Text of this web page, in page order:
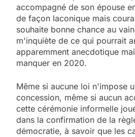
accompagné de son épouse
de façon laconique mais
souhaite bonne chance au
m'inquiète de ce qui pourrait
apparemment anecdotique
manquer en 2020.
Même si aucune loi n'impose
concession, même si aucun
cette cérémonie informelle
dans la confirmation de la
démocratie, à savoir que les